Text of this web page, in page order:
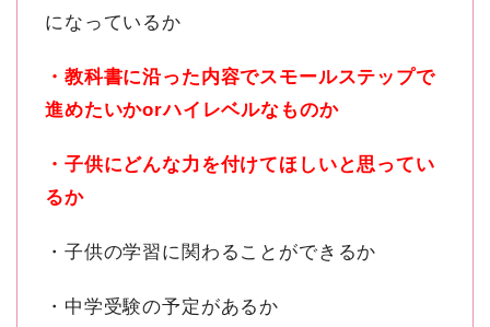
になっているか
・教科書に沿った内容でスモールステップで
進めたいかorハイレベルなものか
・子供にどんな力を付けてほしいと思ってい
るか
・子供の学習に関わることができるか
・中学受験の予定があるか